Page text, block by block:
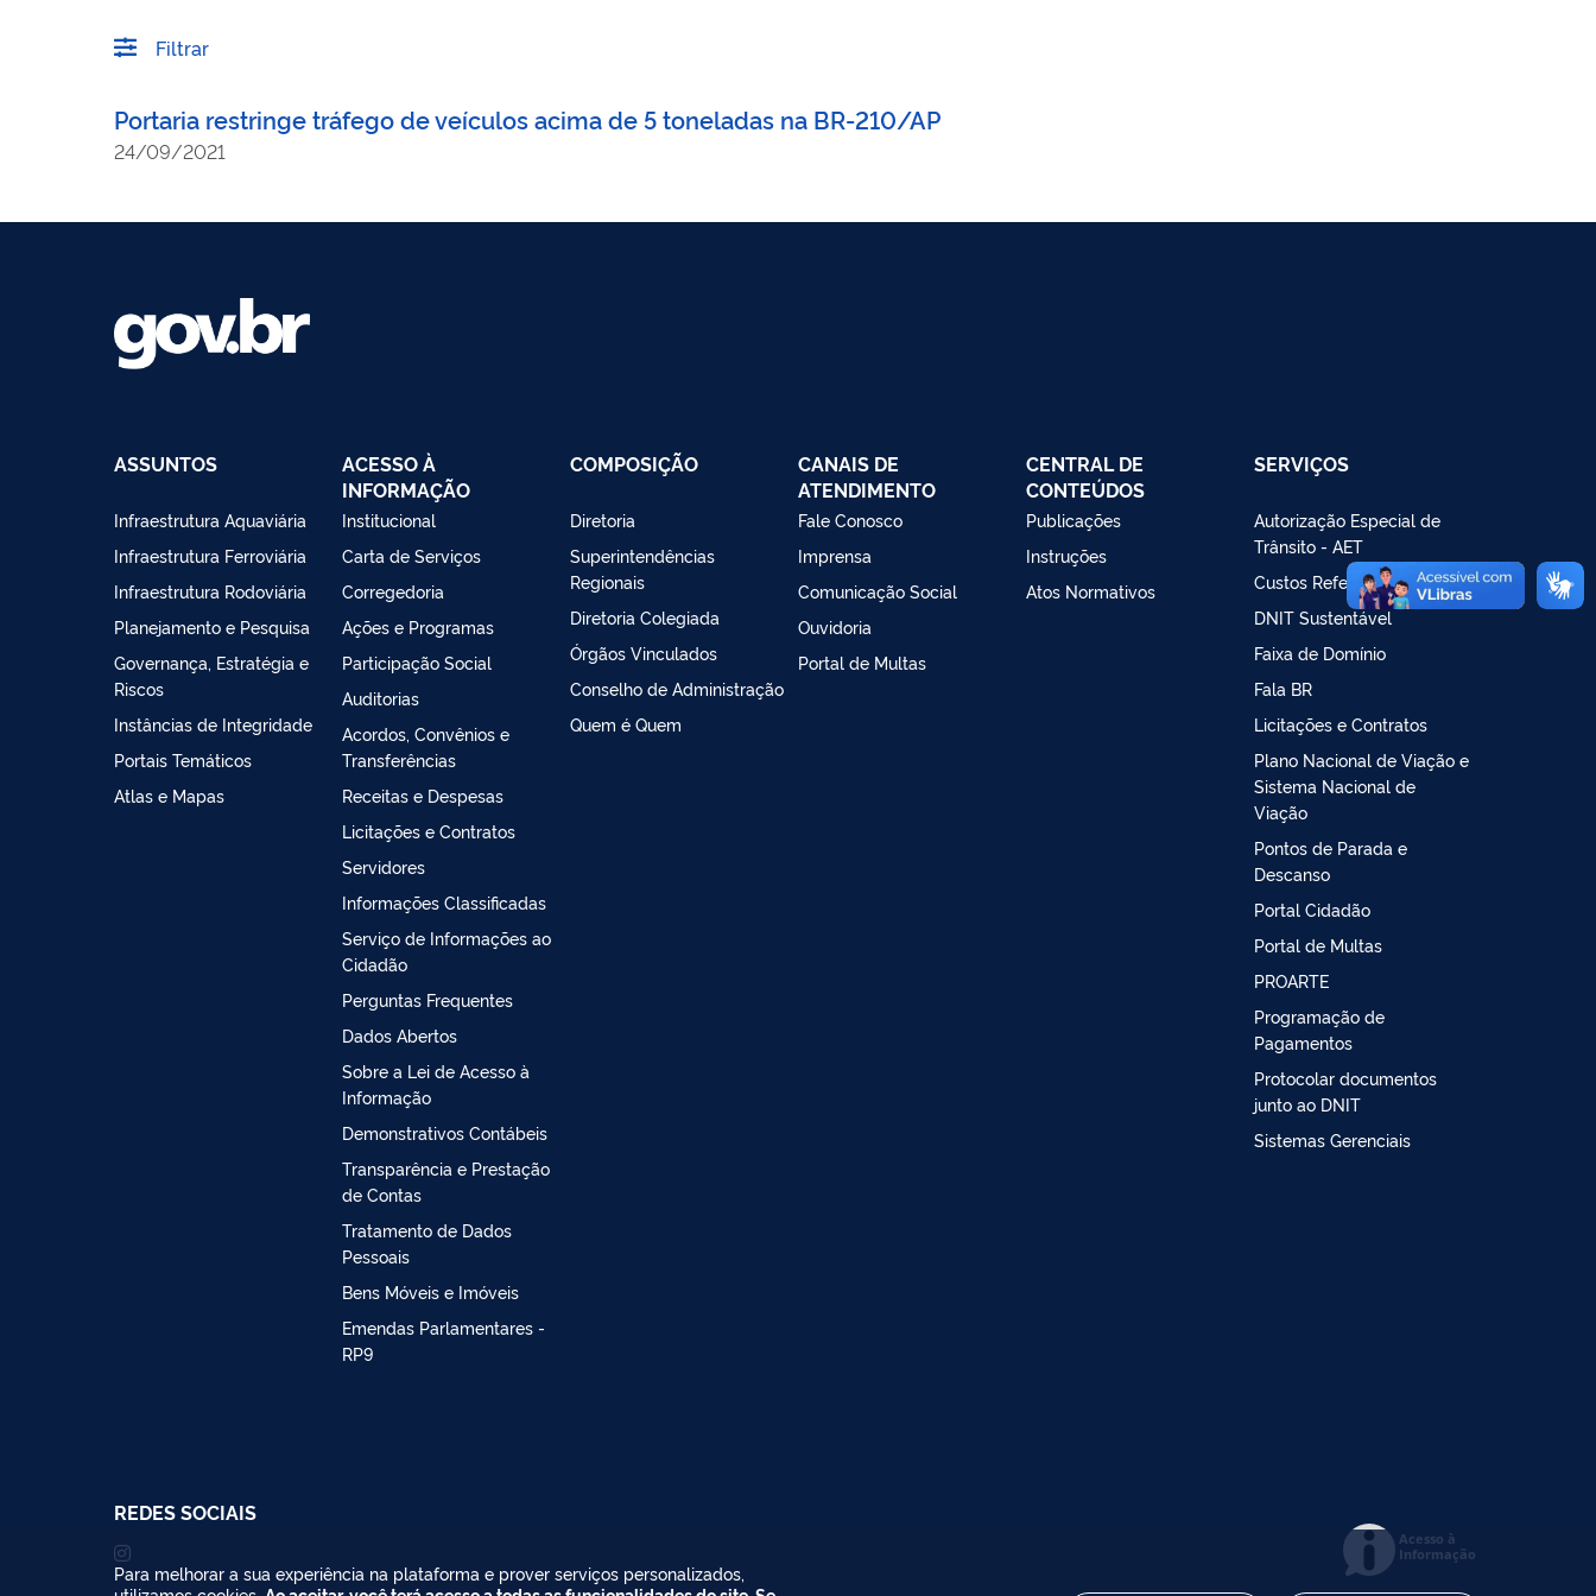
Filtrar
Portaria restringe tráfego de veículos acima de 5 toneladas na BR-210/AP
24/09/2021
ASSUNTOS
Infraestrutura Aquaviária
Infraestrutura Ferroviária
Infraestrutura Rodoviária
Planejamento e Pesquisa
Governança, Estratégia e
Riscos
Instâncias de Integridade
Portais Temáticos
Atlas e Mapas
ACESSO À
INFORMAÇÃO
Institucional
Carta de Serviços
Corregedoria
Ações e Programas
Participação Social
Auditorias
Acordos, Convênios e
Transferências
Receitas e Despesas
Licitações e Contratos
Servidores
Informações Classificadas
Serviço de Informações ao
Cidadão
Perguntas Frequentes
Dados Abertos
Sobre a Lei de Acesso à
Informação
Demonstrativos Contábeis
Transparência e Prestação
de Contas
Tratamento de Dados
Pessoais
Bens Móveis e Imóveis
Emendas Parlamentares -
RP9
COMPOSIÇÃO
Diretoria
Superintendências
Regionais
Diretoria Colegiada
Órgãos Vinculados
Conselho de Administração
Quem é Quem
CANAIS DE
ATENDIMENTO
Fale Conosco
Imprensa
Comunicação Social
Ouvidoria
Portal de Multas
CENTRAL DE
CONTEÚDOS
Publicações
Instruções
Atos Normativos
SERVIÇOS
Autorização Especial de
Trânsito - AET
Custos Referenciais
DNIT Sustentável
Faixa de Domínio
Fala BR
Licitações e Contratos
Plano Nacional de Viação e
Sistema Nacional de
Viação
Pontos de Parada e
Descanso
Portal Cidadão
Portal de Multas
PROARTE
Programação de
Pagamentos
Protocolar documentos
junto ao DNIT
Sistemas Gerenciais
REDES SOCIAIS
Acesso à
Informação
Para melhorar a sua experiência na plataforma e prover serviços personalizados,